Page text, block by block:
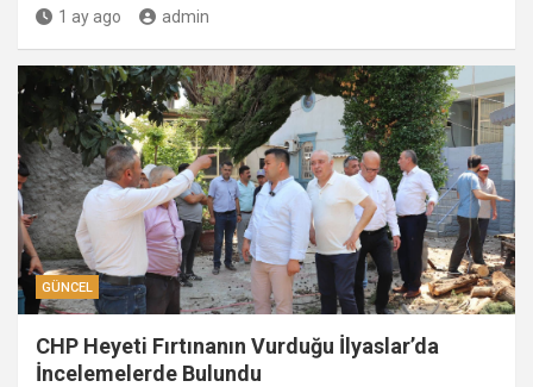
1 ay ago admin
GÜNCEL
CHP Heyeti Fırtınanın Vurduğu İlyaslar’da
İncelemelerde Bulundu